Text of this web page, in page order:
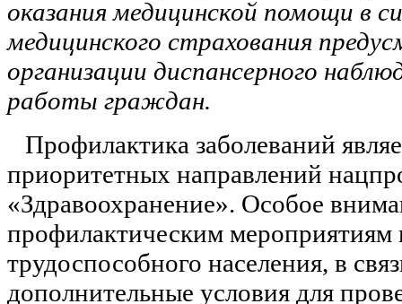
оказания медицинской помощи в
медицинского страхования
организации диспансерного
работы граждан.
Профилактика заболеваний
приоритетных направлений
«Здравоохранение». Особое
профилактическим
трудоспособного населения, в
дополнительные условия для